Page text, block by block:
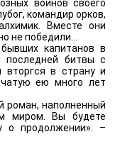
воинов своего
командир орков,
Вместе они
не победили…
капитанов в
последней битвы с
в страну и
ею много лет
роман, наполненный
миром. Вы будете
о продолжении». –